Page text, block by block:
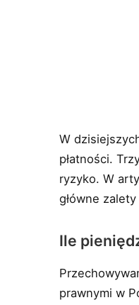
W
płatności.
ryzyko. W
główne
Ile
prawnymi w